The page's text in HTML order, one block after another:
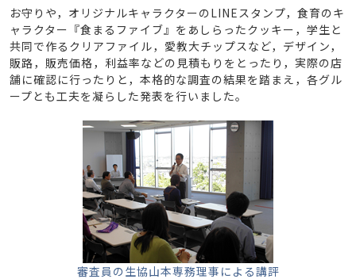
お守りや，オリジナルキャラクターのLINEスタンプ，食育のキ
ャラクター『食まるファイブ』をあしらったクッキー，学生と
共同で作るクリアファイル，愛教大チップスなど，デザイン，
販路，販売価格，利益率などの見積もりをとったり，実際の店
舗に確認に行ったりと，本格的な調査の結果を踏まえ，各グル
ープとも工夫を凝らした発表を行いました。
審査員の生協山本専務理事による講評